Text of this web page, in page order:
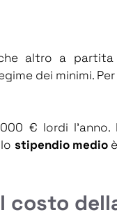
altro a
dei minimi.
€ lordi
stipendio medio
costo